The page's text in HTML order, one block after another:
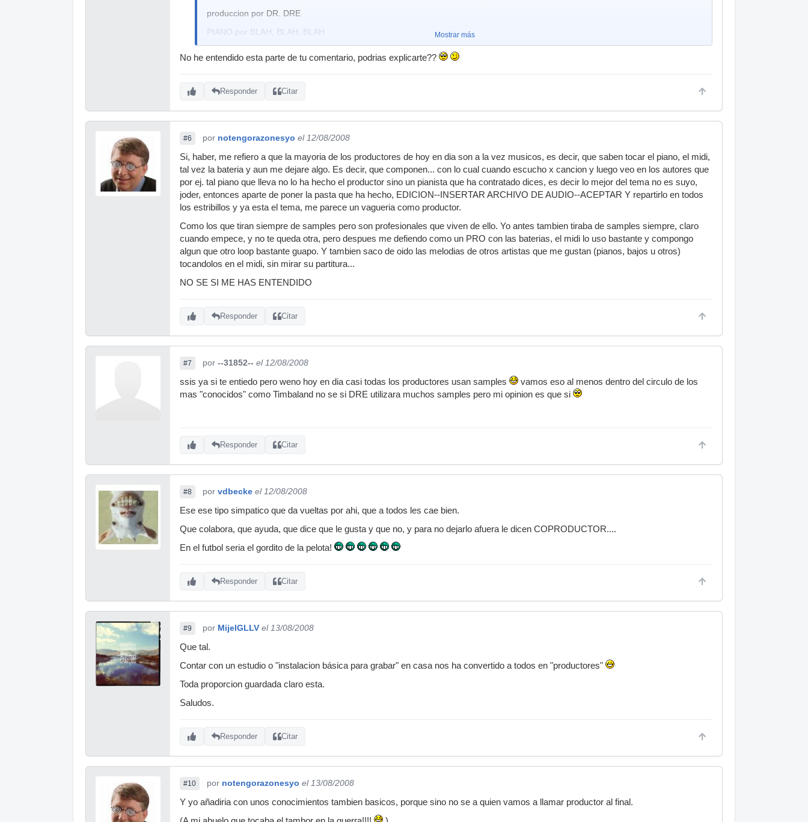
produccion por DR. DRE
PIANO por BLAH, BLAH, BLAH
Mostrar más
No he entendido esta parte de tu comentario, podrias explicarte??
Responder Citar
#6 por notengorazonesyo el 12/08/2008
Si, haber, me refiero a que la mayoria de los productores de hoy en dia son a la vez musicos, es decir, que saben tocar el piano, el midi,
tal vez la bateria y aun me dejare algo. Es decir, que componen... con lo cual cuando escucho x cancion y luego veo en los autores que
por ej. tal piano que lleva no lo ha hecho el productor sino un pianista que ha contratado dices, es decir lo mejor del tema no es suyo,
joder, entonces aparte de poner la pasta que ha hecho, EDICION--INSERTAR ARCHIVO DE AUDIO--ACEPTAR Y repartirlo en todos
los estribillos y ya esta el tema, me parece un vagueria como productor.
Como los que tiran siempre de samples pero son profesionales que viven de ello. Yo antes tambien tiraba de samples siempre, claro
cuando empece, y no te queda otra, pero despues me defiendo como un PRO con las baterias, el midi lo uso bastante y compongo
algun que otro loop bastante guapo. Y tambien saco de oido las melodias de otros artistas que me gustan (pianos, bajos u otros)
tocandolos en el midi, sin mirar su partitura...
NO SE SI ME HAS ENTENDIDO
Responder Citar
#7 por --31852-- el 12/08/2008
ssis ya si te entiedo pero weno hoy en dia casi todas los productores usan samples
vamos eso al menos dentro del circulo de los
mas "conocidos" como Timbaland no se si DRE utilizara muchos samples pero mi opinion es que si
Responder Citar
#8 por vdbecke el 12/08/2008
Ese ese tipo simpatico que da vueltas por ahi, que a todos les cae bien.
Que colabora, que ayuda, que dice que le gusta y que no, y para no dejarlo afuera le dicen COPRODUCTOR....
En el futbol seria el gordito de la pelota!
Responder Citar
#9 por MijelGLLV el 13/08/2008
Que tal.
Contar con un estudio o "instalacion básica para grabar" en casa nos ha convertido a todos en "productores"
Toda proporcion guardada claro esta.
Saludos.
Responder Citar
#10 por notengorazonesyo el 13/08/2008
Y yo añadiria con unos conocimientos tambien basicos, porque sino no se a quien vamos a llamar productor al final.